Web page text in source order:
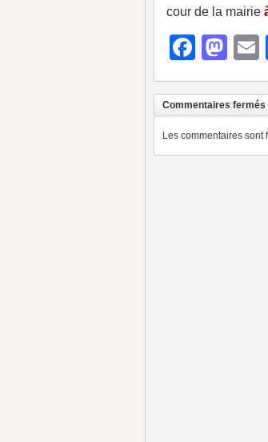
cour de la mairie
Commentaires fermés
Les commentaires sont